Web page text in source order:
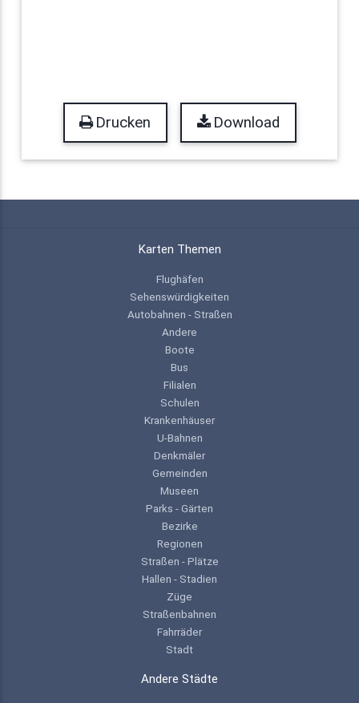
Drucken Download
Karten Themen
Flughäfen
Sehenswürdigkeiten
Autobahnen - Straßen
Andere
Boote
Bus
Filialen
Schulen
Krankenhäuser
U-Bahnen
Denkmäler
Gemeinden
Museen
Parks - Gärten
Bezirke
Regionen
Straßen - Plätze
Hallen - Stadien
Züge
Straßenbahnen
Fahrräder
Stadt
Andere Städte